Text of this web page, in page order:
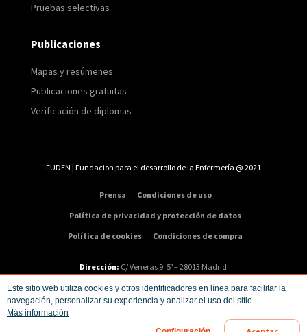
Este sitio web utiliza cookies y otros identificadores en línea para facilitar la
navegación, personalizar su experiencia y analizar el uso del sitio.
Más información
Pruebas selectivas
Publicaciones
Mapas y resúmenes
Publicaciones gratuitas
Verificación de diplomas
FUDEN | Fundacion para el desarrollo de la Enfermería @ 2021
Prensa
Condiciones de uso
Política de privacidad y protección de datos
Política de cookies
Condiciones de compra
Dirección: C/ Veneras 9. 5ª – 28013 Madrid
Teléfono:91 547 48 81|Email:info@fuden.es